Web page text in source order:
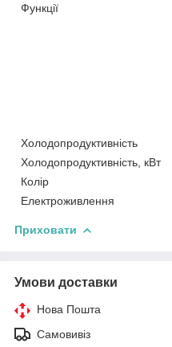
Функції
Холодопродуктивність
Холодопродуктивність, кВт
Колір
Електроживлення
Приховати
Умови доставки
Нова Пошта
Самовивіз